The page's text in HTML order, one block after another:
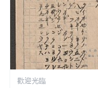
歡迎光臨